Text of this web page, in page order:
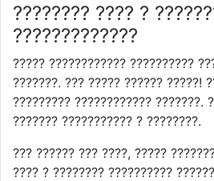
???????? ???? ?
?????????????
????? ???????????? ??????????
???????. ??? ????? ?????? ?????!
????????? ???????????? ???????.
??????? ??????????? ? ????????.
??? ?????? ??? ????, ?????
???? ? ???????? ??????????